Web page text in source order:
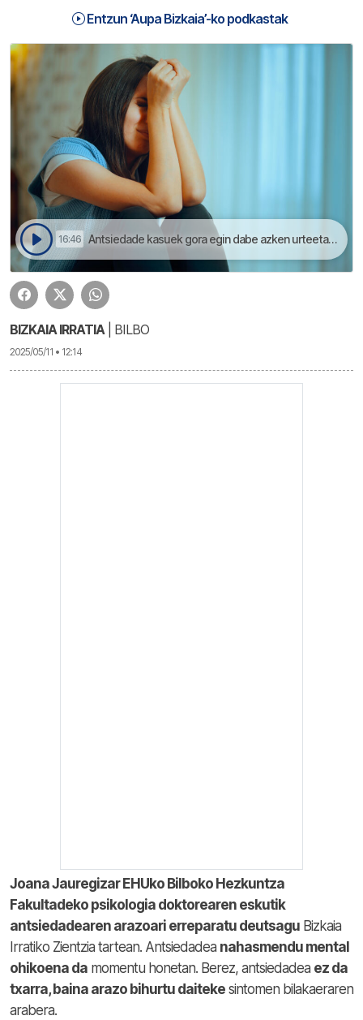
Entzun ‘Aupa Bizkaia’-ko podkastak
16:46 Antsiedade kasuek gora egin dabe azken urteetan ikerketa desbardinen arabera | Aupa Bizkaia
BIZKAIA IRRATIA| BILBO
2025/05/11 • 12:14
Joana Jauregizar EHUko Bilboko Hezkuntza
Fakultadeko psikologia doktorearen eskutik
antsiedadearen arazoari erreparatu deutsagu Bizkaia
Irratiko Zientzia tartean. Antsiedadea nahasmendu mental
ohikoena da momentu honetan. Berez, antsiedadea ez da
txarra, baina arazo bihurtu daiteke sintomen bilakaeraren
arabera.